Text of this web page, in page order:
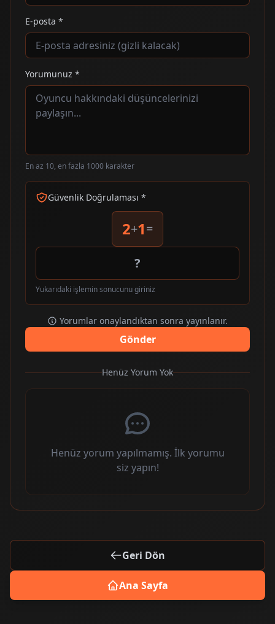
E-posta *
Yorumunuz *
En az 10, en fazla 1000 karakter
Güvenlik Doğrulaması *
2+1=
Yukarıdaki işlemin sonucunu giriniz
Yorumlar onaylandıktan sonra yayınlanır.
Gönder
Henüz Yorum Yok
Henüz yorum yapılmamış. İlk yorumu
siz yapın!
Geri Dön
Ana Sayfa